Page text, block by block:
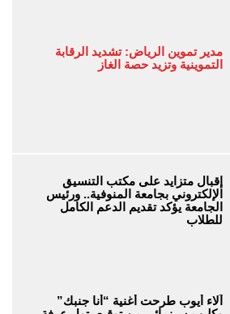
مدير تموين الرياض: تشديد الرقابة
التموينية وتزيد حصة الغاز
إقبال متزايد على مكتب التنسيق
الإلكتروني بجامعة المنوفية.. ورئيس
الجامعة يؤكد تقديم الدعم الكامل
للطلاب
آلاء أيوب طرحت أغنية “أنا جنبك”